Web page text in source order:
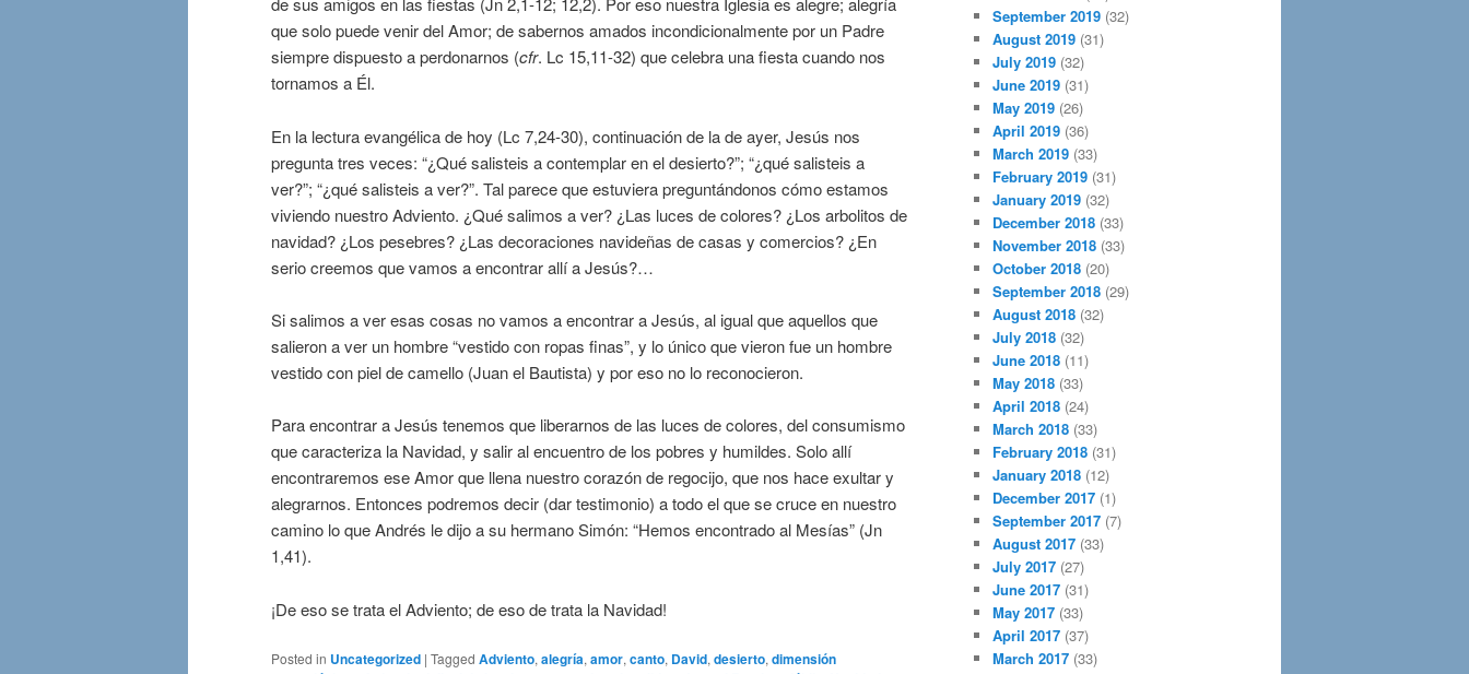
que solo puede venir del Amor; de sabernos amados incondicionalmente por un Padre
siempre dispuesto a perdonarnos (cfr. Lc 15,11-32) que celebra una fiesta cuando nos
tornamos a Él.
En la lectura evangélica de hoy (Lc 7,24-30), continuación de la de ayer, Jesús nos
pregunta tres veces: “¿Qué salisteis a contemplar en el desierto?”; “¿qué salisteis a
ver?”; “¿qué salisteis a ver?”. Tal parece que estuviera preguntándonos cómo estamos
viviendo nuestro Adviento. ¿Qué salimos a ver? ¿Las luces de colores? ¿Los arbolitos de
navidad? ¿Los pesebres? ¿Las decoraciones navideñas de casas y comercios? ¿En
serio creemos que vamos a encontrar allí a Jesús?…
Si salimos a ver esas cosas no vamos a encontrar a Jesús, al igual que aquellos que
salieron a ver un hombre “vestido con ropas finas”, y lo único que vieron fue un hombre
vestido con piel de camello (Juan el Bautista) y por eso no lo reconocieron.
Para encontrar a Jesús tenemos que liberarnos de las luces de colores, del consumismo
que caracteriza la Navidad, y salir al encuentro de los pobres y humildes. Solo allí
encontraremos ese Amor que llena nuestro corazón de regocijo, que nos hace exultar y
alegrarnos. Entonces podremos decir (dar testimonio) a todo el que se cruce en nuestro
camino lo que Andrés le dijo a su hermano Simón: “Hemos encontrado al Mesías” (Jn
1,41).
¡De eso se trata el Adviento; de eso de trata la Navidad!
Posted in Uncategorized | Tagged Adviento, alegría, amor, canto, David, desierto, dimensión
September 2019 (32)
August 2019 (31)
July 2019 (32)
June 2019 (31)
May 2019 (26)
April 2019 (36)
March 2019 (33)
February 2019 (31)
January 2019 (32)
December 2018 (33)
November 2018 (33)
October 2018 (20)
September 2018 (29)
August 2018 (32)
July 2018 (32)
June 2018 (11)
May 2018 (33)
April 2018 (24)
March 2018 (33)
February 2018 (31)
January 2018 (12)
December 2017 (1)
September 2017 (7)
August 2017 (33)
July 2017 (27)
June 2017 (31)
May 2017 (33)
April 2017 (37)
March 2017 (33)